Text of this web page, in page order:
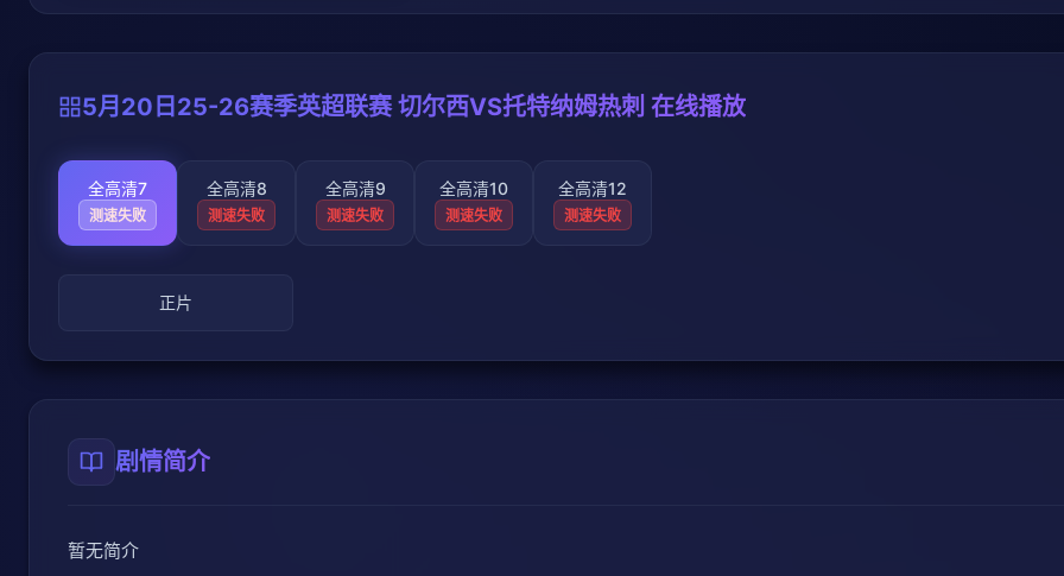
5月20日25-26赛季英超联赛 切尔西VS托特纳姆热刺 在线播放
全高清7
测速失败
全高清8
测速失败
全高清9
测速失败
全高清10
测速失败
全高清12
测速失败
正片
剧情简介
暂无简介